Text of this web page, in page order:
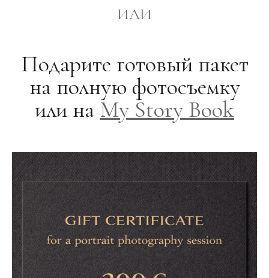
ИЛИ
Подарите готовый пакет
на полную фотосъемку
или на My Story Book